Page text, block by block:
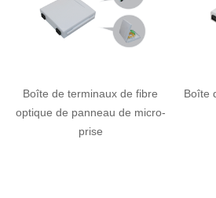
Boîte de terminaux de fibre
optique de panneau de micro-
prise
Boîte